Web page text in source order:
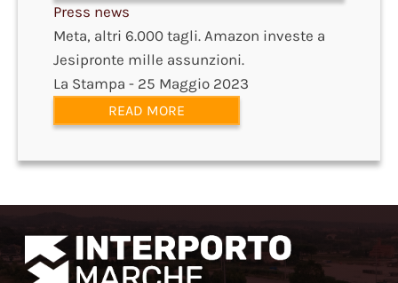
Press news
Meta, altri 6.000 tagli. Amazon investe a
Jesipronte mille assunzioni.
La Stampa - 25 Maggio 2023
READ MORE